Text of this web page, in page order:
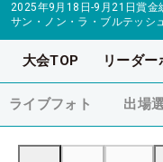
2025年9月18日-9月21日賞金
サン・ノン・ラ・ブルテッシ
大会TOP リーダー
ライブフォト 出場